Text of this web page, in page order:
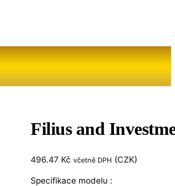
Filius and
496.47 Kč včetně DPH (CZK)
Specifikace modelu :